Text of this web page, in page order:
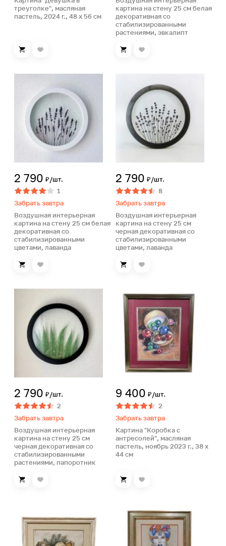
треуголке", масляная
пастель, 2024 г., 48 х 56 см
картина на стену 25 см белая
декоративная со
стабилизированными
растениями, эвкалипт
2 790 ₽/шт.
1
Забрать завтра
Воздушная интерьерная
картина на стену 25 см белая
декоративная со
стабилизированными
цветами, лаванда
2 790 ₽/шт.
8
Забрать завтра
Воздушная интерьерная
картина на стену 25 см
черная декоративная со
стабилизированными
цветами, лаванда
2 790 ₽/шт.
2
Забрать завтра
Воздушная интерьерная
картина на стену 25 см
черная декоративная со
стабилизированными
растениями, папоротник
9 400 ₽/шт.
2
Забрать завтра
Картина "Коробка с
антресолей", масляная
пастель, ноябрь 2023 г., 38 х
44 см